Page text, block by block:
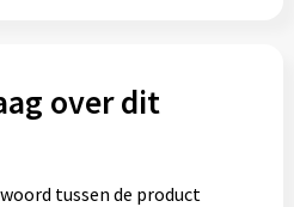
over dit
tussen de product